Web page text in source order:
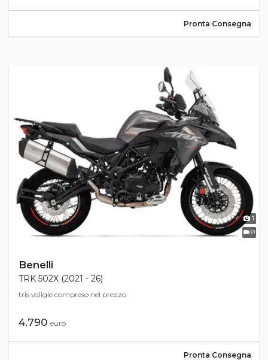
Pronta Consegna
1
0
Benelli
TRK 502X (2021 - 26)
tris valigie compreso nel prezzo
4.790 euro
Pronta Consegna